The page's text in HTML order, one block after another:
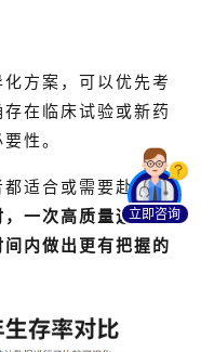
方案，可以优先考
在临床试验或新药
性。
适合或需要赴美。
一次高质量远程会
内做出更有把握的
立即咨询